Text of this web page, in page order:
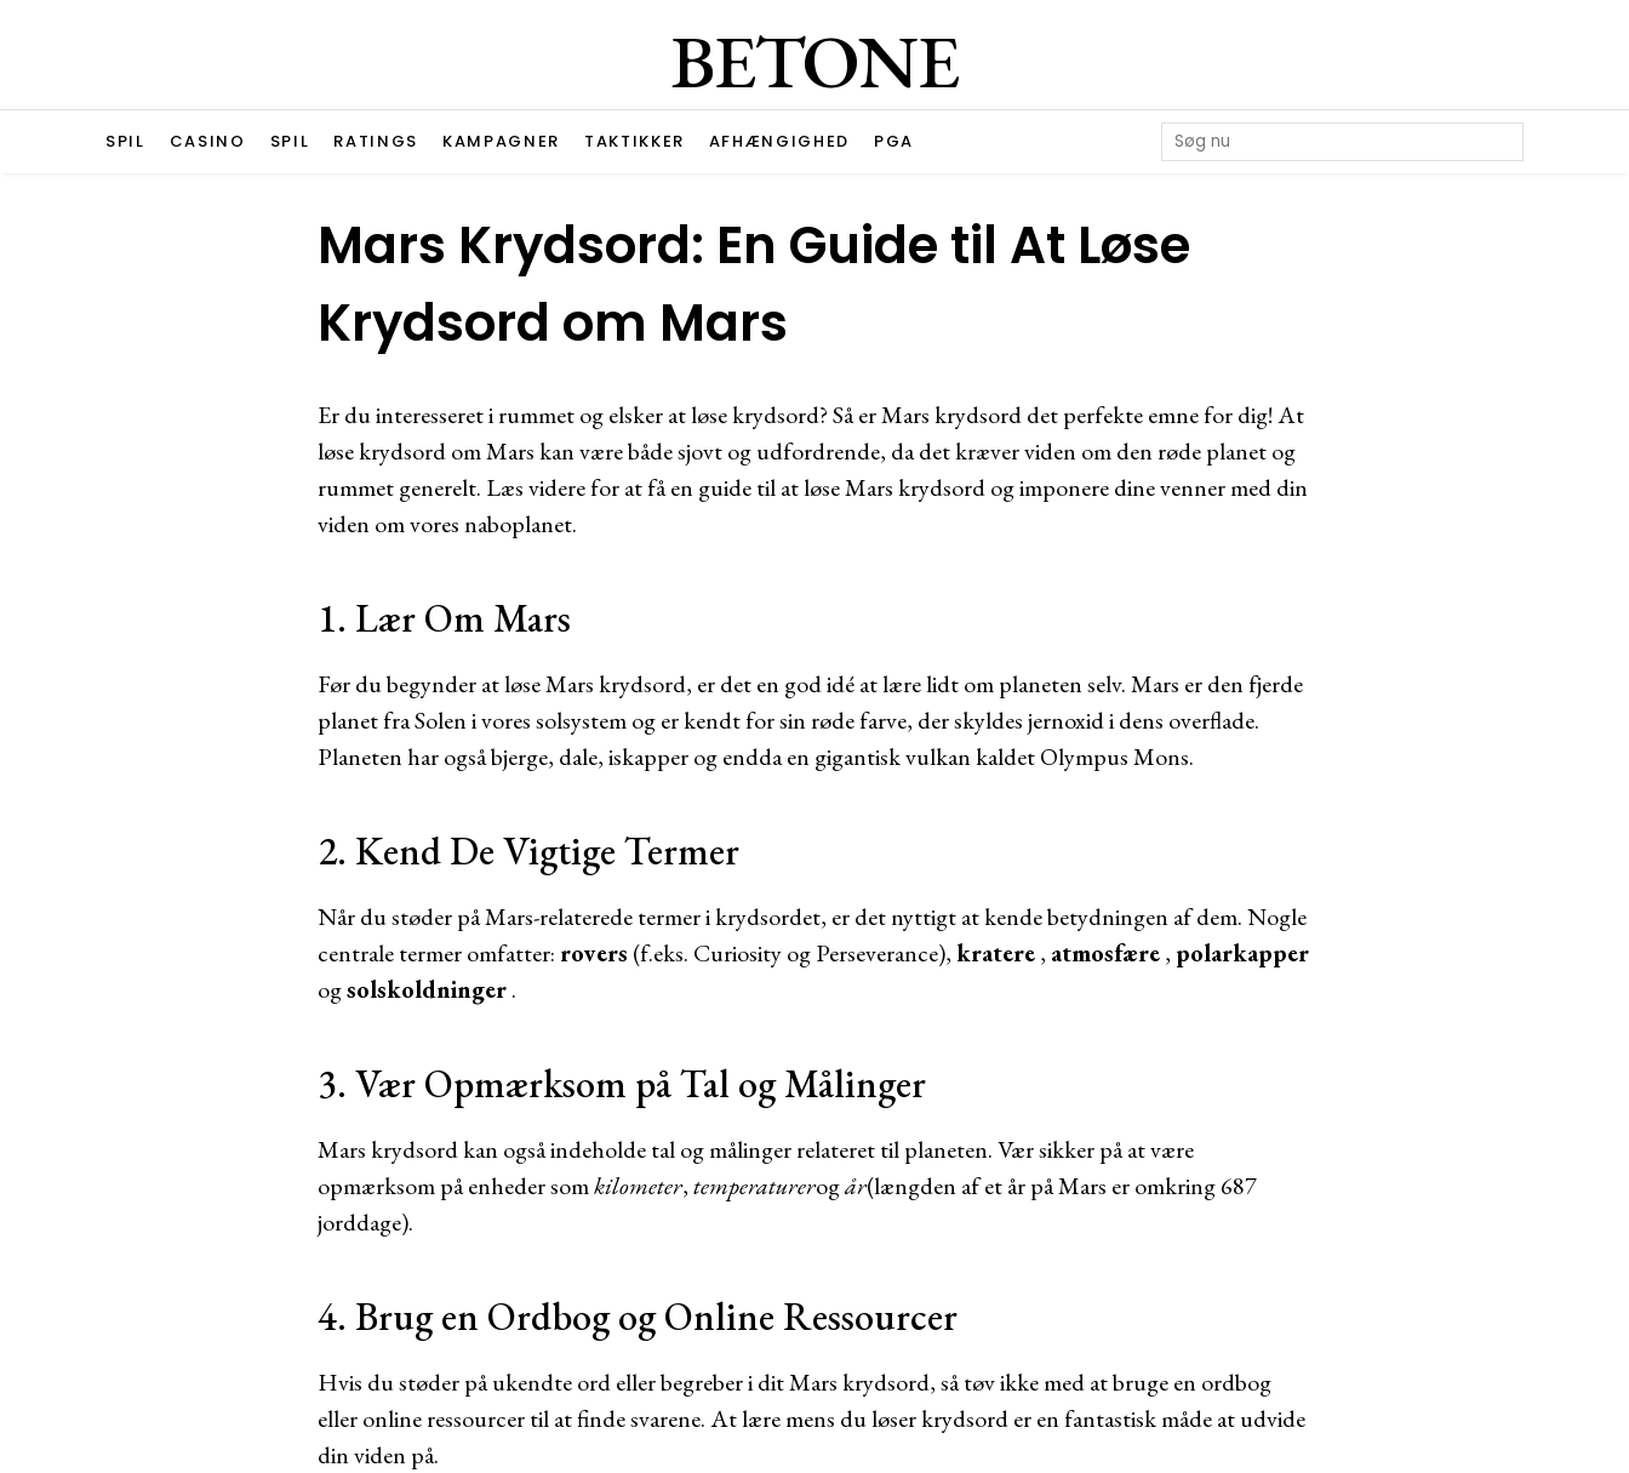
BETONE
SPIL CASINO SPIL RATINGS KAMPAGNER TAKTIKKER AFHÆNGIGHED PGA
Mars Krydsord: En Guide til At Løse
Krydsord om Mars
Er du interesseret i rummet og elsker at løse krydsord? Så er Mars krydsord det perfekte emne for dig! At
løse krydsord om Mars kan være både sjovt og udfordrende, da det kræver viden om den røde planet og
rummet generelt. Læs videre for at få en guide til at løse Mars krydsord og imponere dine venner med din
viden om vores naboplanet.
1. Lær Om Mars
Før du begynder at løse Mars krydsord, er det en god idé at lære lidt om planeten selv. Mars er den fjerde
planet fra Solen i vores solsystem og er kendt for sin røde farve, der skyldes jernoxid i dens overflade.
Planeten har også bjerge, dale, iskapper og endda en gigantisk vulkan kaldet Olympus Mons.
2. Kend De Vigtige Termer
Når du støder på Mars-relaterede termer i krydsordet, er det nyttigt at kende betydningen af dem. Nogle
centrale termer omfatter: rovers (f.eks. Curiosity og Perseverance), kratere, atmosfære, polarkapper
ogsolskoldninger.
3. Vær Opmærksom på Tal og Målinger
Mars krydsord kan også indeholde tal og målinger relateret til planeten. Vær sikker på at være
opmærksom på enheder somkilometer,temperaturerogår(længden af et år på Mars er omkring 687
jorddage).
4. Brug en Ordbog og Online Ressourcer
Hvis du støder på ukendte ord eller begreber i dit Mars krydsord, så tøv ikke med at bruge en ordbog
eller online ressourcer til at finde svarene. At lære mens du løser krydsord er en fantastisk måde at udvide
din viden på.